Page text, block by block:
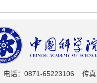
电话：0871-65223106 传真